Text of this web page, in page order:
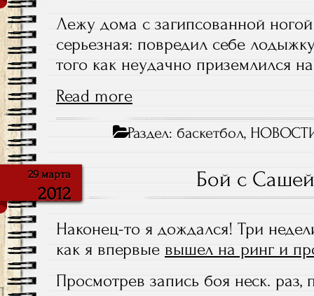
Лежу дома с загипсованной
серьезная: повредил себе
того как неудачно приземлился
Read more
Раздел:баскетбол,
29 марта
2012
Бой с
Наконец-то я дождался! Три
как я впервые вышел на ринг и
Просмотрев запись боя неск. раз,